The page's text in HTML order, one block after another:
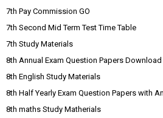
7th Pay Commission GO
7th Second Mid Term Test Time Table
7th Study Materials
8th Annual Exam Question Papers Download
8th English Study Materials
8th Half Yearly Exam Question Papers with
8th maths Study Matherials